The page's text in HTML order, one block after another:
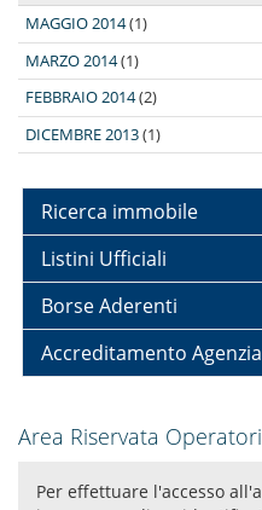
MAGGIO 2014(1)
MARZO 2014(1)
FEBBRAIO 2014(2)
DICEMBRE 2013(1)
Ricerca immobile
Listini Ufficiali
Borse Aderenti
Accreditamento Agenzia